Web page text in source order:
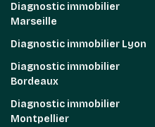
Diagnostic immobilier
Marseille
Diagnostic immobilier Lyon
Diagnostic immobilier
Bordeaux
Diagnostic immobilier
Montpellier